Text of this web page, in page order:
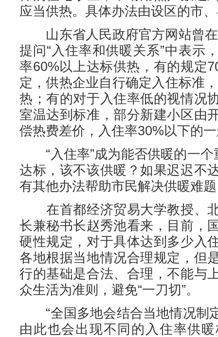
应当供热。具体办法由设区的市
山东省人民政府官方网站曾在
提问“入住率和供暖关系”中表示
率60%以上达标供热，有的规定
定，供热企业自行确定入住标准
热；有的对于入住率低的视情况
室温达到标准，部分新建小区由
偿热费差价，入住率30%以下的
“入住率”成为能否供暖的一个
达标，该不该供暖？如果迟迟不
有其他办法帮助市民解决供暖难
在首都经济贸易大学教授、
长兼秘书长赵秀池看来，目前，
硬性规定，对于具体达到多少入
各地根据当地情况合理规定，但
行的基础是合法、合理，不能与
众生活为准则，避免“一刀切”。
“全国多地会结合当地情况制
由此也会出现不同的入住率供